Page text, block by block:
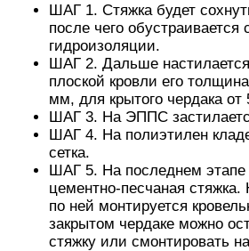
ШАГ 1. Стяжка будет
после чего обустраивается
гидроизоляции.
ШАГ 2. Дальше
плоской кровли его
мм, для крытого чердака
ШАГ 3. На ЭППС
ШАГ 4. На полиэтилен
сетка.
ШАГ 5. На последнем этапе
цементно-песчаная стяжка.
по ней монтируется
закрытом чердаке можно
стяжку или смонтировать